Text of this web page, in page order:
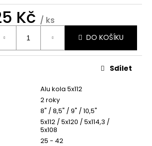
Kč / ks
DO KOŠÍKU
Alu kola 5x112
2 roky
8" / 8,5" / 9" / 10,5"
5x112 / 5x120 / 5x114,3 /
5x108
25 - 42
Sdílet